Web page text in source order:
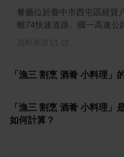
餐廳位於臺中市西屯區經貿
離74快速道路、國一高速公
「漁三 割烹 酒肴 小料理」
「漁三 割烹 酒肴 小料理」
如何計算？